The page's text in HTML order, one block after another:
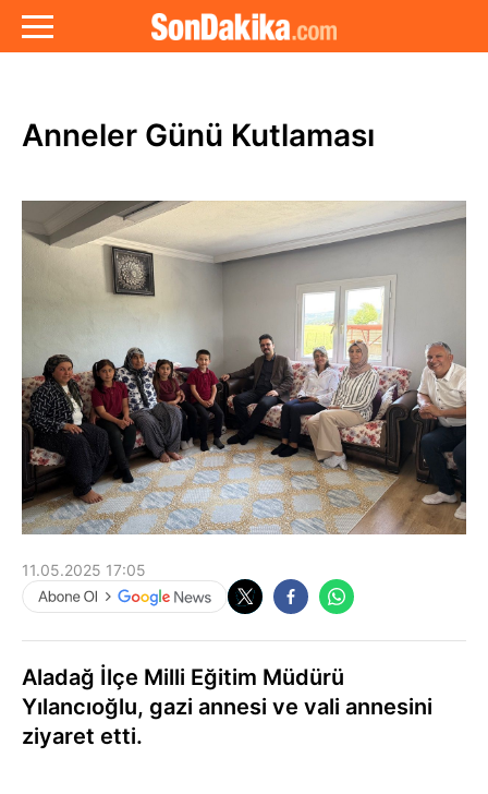
Anneler Günü Kutlaması
11.05.2025 17:05
Aladağ İlçe Milli Eğitim Müdürü
Yılancıoğlu, gazi annesi ve vali annesini
ziyaret etti.